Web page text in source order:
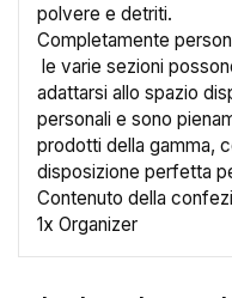
polvere e detriti.
Completamente
le varie sezioni
adattarsi allo spazio
personali e sono
prodotti della gamma,
disposizione perfetta
Contenuto della
1x Organizer
Crea lista dei
Nome lista dei desideri